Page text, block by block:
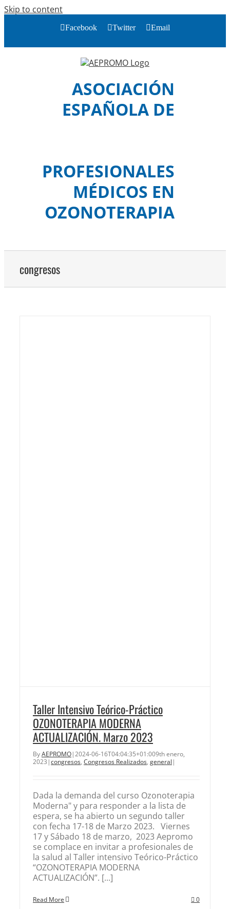
Skip to content
Facebook Twitter Email
ASOCIACIÓN
ESPAÑOLA DE
PROFESIONALES
MÉDICOS EN
OZONOTERAPIA
congresos
Taller Intensivo Teórico-Práctico
OZONOTERAPIA MODERNA
ACTUALIZACIÓN. Marzo 2023
ByAEPROMO|2024-06-16T04:04:35+01:009th enero,
2023 |congresos, Congresos Realizados, general |
Dada la demanda del curso Ozonoterapia
Moderna" y para responder a la lista de
espera, se ha abierto un segundo taller
con fecha 17-18 de Marzo 2023. Viernes
17 y Sábado 18 de marzo, 2023 Aepromo
se complace en invitar a profesionales de
la salud al Taller intensivo Teórico-Práctico
“OZONOTERAPIA MODERNA
ACTUALIZACIÓN”. [...]
Read More 0